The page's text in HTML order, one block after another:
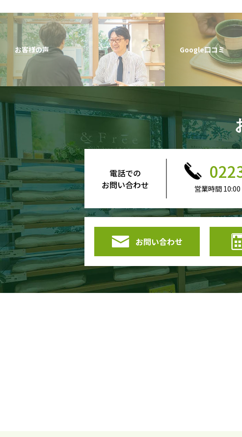
お客様の声 Google口コミ
電話での
お問い合わせ
営業時間
お問い合わせ